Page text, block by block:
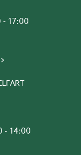
17:00
- 14:00